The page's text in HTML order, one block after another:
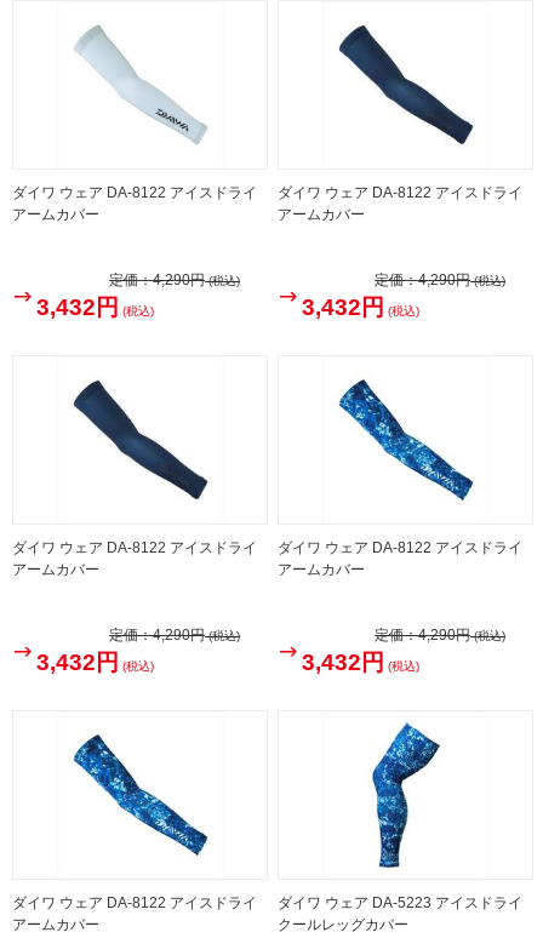
ダイワ ウェア DA-8122 アイスドライ
アームカバー
定価：4,290円(税込)
3,432円 (税込)
ダイワ ウェア DA-8122 アイスドライ
アームカバー
定価：4,290円(税込)
3,432円 (税込)
ダイワ ウェア DA-8122 アイスドライ
アームカバー
定価：4,290円(税込)
3,432円 (税込)
ダイワ ウェア DA-8122 アイスドライ
アームカバー
定価：4,290円(税込)
3,432円 (税込)
ダイワ ウェア DA-8122 アイスドライ
アームカバー
ダイワ ウェア DA-5223 アイスドライ
クールレッグカバー